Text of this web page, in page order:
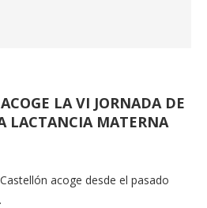
LA VI JORNADA DE
LACTANCIA MATERNA
acoge desde el pasado